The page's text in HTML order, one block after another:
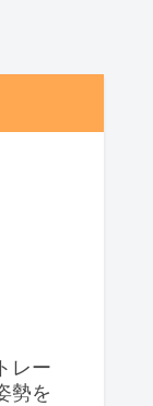
レー
勢を